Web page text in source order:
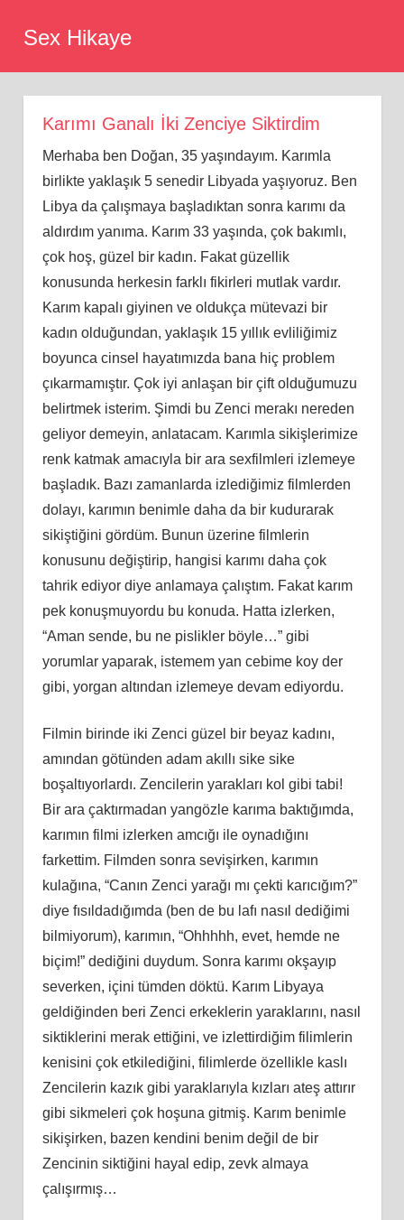
Sex Hikaye
Karımı Ganalı İki Zenciye Siktirdim
Merhaba ben Doğan, 35 yaşındayım. Karımla
birlikte yaklaşık 5 senedir Libyada yaşıyoruz. Ben
Libya da çalışmaya başladıktan sonra karımı da
aldırdım yanıma. Karım 33 yaşında, çok bakımlı,
çok hoş, güzel bir kadın. Fakat güzellik
konusunda herkesin farklı fikirleri mutlak vardır.
Karım kapalı giyinen ve oldukça mütevazi bir
kadın olduğundan, yaklaşık 15 yıllık evliliğimiz
boyunca cinsel hayatımızda bana hiç problem
çıkarmamıştır. Çok iyi anlaşan bir çift olduğumuzu
belirtmek isterim. Şimdi bu Zenci merakı nereden
geliyor demeyin, anlatacam. Karımla sikişlerimize
renk katmak amacıyla bir ara sexfilmleri izlemeye
başladık. Bazı zamanlarda izlediğimiz filmlerden
dolayı, karımın benimle daha da bir kudurarak
sikiştiğini gördüm. Bunun üzerine filmlerin
konusunu değiştirip, hangisi karımı daha çok
tahrik ediyor diye anlamaya çalıştım. Fakat karım
pek konuşmuyordu bu konuda. Hatta izlerken,
“Aman sende, bu ne pislikler böyle…” gibi
yorumlar yaparak, istemem yan cebime koy der
gibi, yorgan altından izlemeye devam ediyordu.
Filmin birinde iki Zenci güzel bir beyaz kadını,
amından götünden adam akıllı sike sike
boşaltıyorlardı. Zencilerin yarakları kol gibi tabi!
Bir ara çaktırmadan yangözle karıma baktığımda,
karımın filmi izlerken amcığı ile oynadığını
farkettim. Filmden sonra sevişirken, karımın
kulağına, “Canın Zenci yarağı mı çekti karıcığım?”
diye fısıldadığımda (ben de bu lafı nasıl dediğimi
bilmiyorum), karımın, “Ohhhhh, evet, hemde ne
biçim!” dediğini duydum. Sonra karımı okşayıp
severken, içini tümden döktü. Karım Libyaya
geldiğinden beri Zenci erkeklerin yaraklarını, nasıl
siktiklerini merak ettiğini, ve izlettirdiğim filimlerin
kenisini çok etkilediğini, filimlerde özellikle kaslı
Zencilerin kazık gibi yaraklarıyla kızları ateş attırır
gibi sikmeleri çok hoşuna gitmiş. Karım benimle
sikişirken, bazen kendini benim değil de bir
Zencinin siktiğini hayal edip, zevk almaya
çalışırmış…